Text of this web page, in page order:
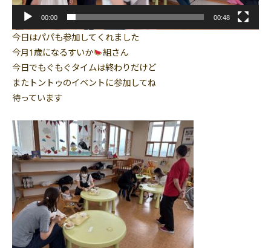
00:00 00:48
今日はパパも参加してくれました
今月1歳になるすいか
組さん
今日でもぐもぐタイムは終わりだけど
またトントゥのイベントに参加してね
待っています